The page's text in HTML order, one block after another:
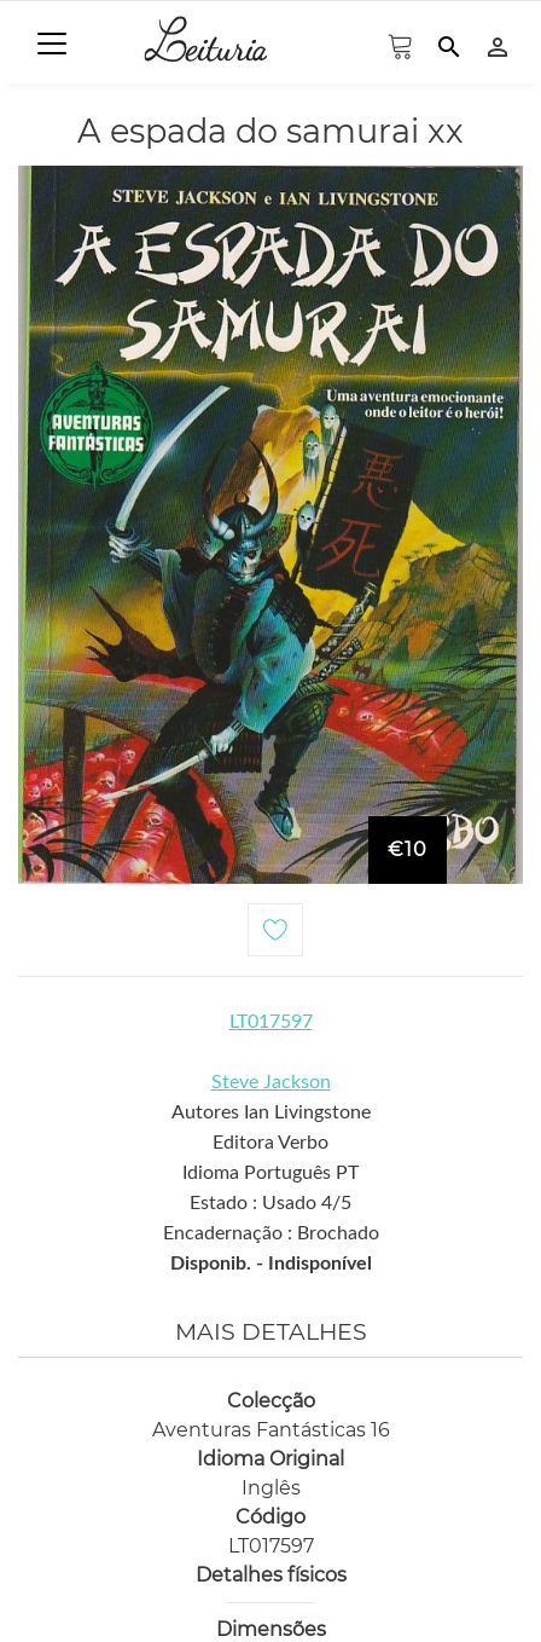
search person_outline
A espada do samurai xx
€10
LT017597
Steve Jackson
Autores Ian Livingstone
Editora Verbo
Idioma Português PT
Estado : Usado 4/5
Encadernação : Brochado
Disponib. -
Indisponível
MAIS DETALHES
Colecção
Aventuras Fantásticas 16
Idioma Original
Inglês
Código
LT017597
Detalhes físicos
Dimensões